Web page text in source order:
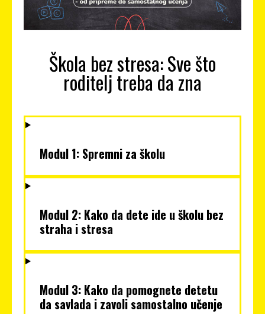
Škola bez stresa: Sve što
roditelj treba da zna
Modul 1: Spremni za školu
Modul 2: Kako da dete ide u školu bez
straha i stresa
Modul 3: Kako da pomognete detetu
da savlada i zavoli samostalno učenje